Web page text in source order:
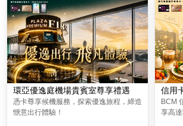
環亞優逸庭機場貴賓室尊享禮遇
憑卡尊享候機服務，探索優逸旅程，締造
愜意出行體驗！
信用
BCM
享高